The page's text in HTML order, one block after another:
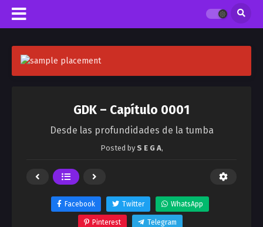
GDK – Capítulo 0001
Desde las profundidades de la tumba
Posted by S E G A,
Facebook Twitter WhatsApp
Pinterest Telegram